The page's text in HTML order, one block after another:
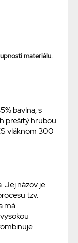
materiálu.
bavlna, s
prešitý hrubou
vláknom 300
Jej názov je
tzv.
má